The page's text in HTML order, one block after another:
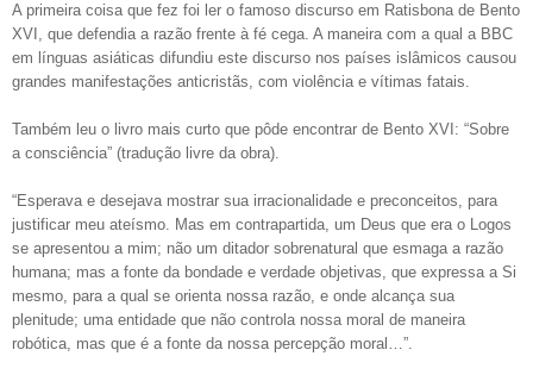
A primeira coisa que fez foi ler o famoso discurso em Ratisbona de Bento
XVI, que defendia a razão frente à fé cega. A maneira com a qual a BBC
em línguas asiáticas difundiu este discurso nos países islâmicos causou
grandes manifestações anticristãs, com violência e vítimas fatais.
Também leu o livro mais curto que pôde encontrar de Bento XVI: “Sobre
a consciência” (tradução livre da obra).
“Esperava e desejava mostrar sua irracionalidade e preconceitos, para
justificar meu ateísmo. Mas em contrapartida, um Deus que era o Logos
se apresentou a mim; não um ditador sobrenatural que esmaga a razão
humana; mas a fonte da bondade e verdade objetivas, que expressa a Si
mesmo, para a qual se orienta nossa razão, e onde alcança sua
plenitude; uma entidade que não controla nossa moral de maneira
robótica, mas que é a fonte da nossa percepção moral…”.